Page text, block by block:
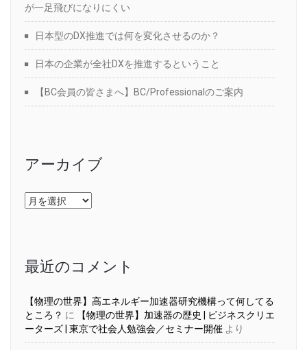
が一足飛びになりにくい
日本型のDX推進では何を変化させるのか？
日本の企業が全社DXを推進するということ
【BC会員の皆さまへ】BC/Professionalのご案内
アーカイブ
ア
ー
最近のコメント
【物理の世界】高エネルギー加速器研究機構って何してる
ところ？ に
【物理の世界】加速器の歴史 | ビジネスクリエ
ーターズ | 東京で社会人勉強会／セミナー開催 より